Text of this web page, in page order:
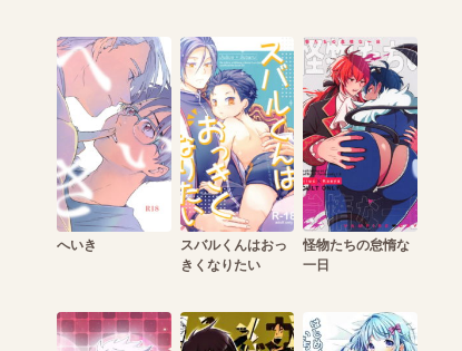
へいき
スバルくんはおっ
きくなりたい
怪物たちの怠惰な
一日